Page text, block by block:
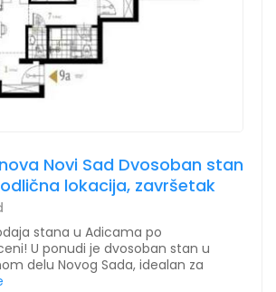
Novi Sad Dvosoban stan
lokacija, završetak
stana u Adicama po
U ponudi je dvosoban stan u
delu Novog Sada, idealan za